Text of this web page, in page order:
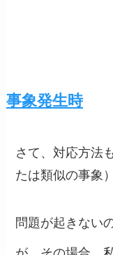
事象発生時
さて、対応方法
たは類似の事象
問題が起きない